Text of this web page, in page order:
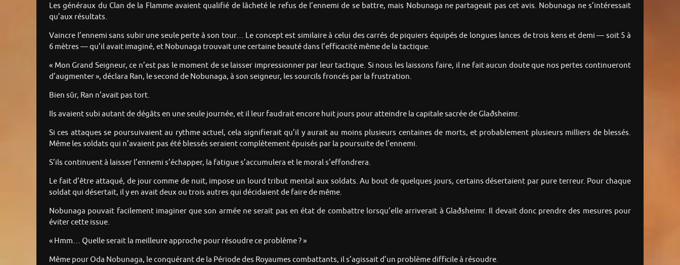
Les généraux du Clan de la Flamme avaient qualifié de lâcheté le refus de l’ennemi de se battre, mais Nobunaga ne partageait pas cet avis. Nobunaga ne s’intéressait
qu’aux résultats.
Vaincre l’ennemi sans subir une seule perte à son tour… Le concept est similaire à celui des carrés de piquiers équipés de longues lances de trois kens et demi — soit 5 à
6 mètres — qu’il avait imaginé, et Nobunaga trouvait une certaine beauté dans l’efficacité même de la tactique.
« Mon Grand Seigneur, ce n’est pas le moment de se laisser impressionner par leur tactique. Si nous les laissons faire, il ne fait aucun doute que nos pertes continueront
d’augmenter », déclara Ran, le second de Nobunaga, à son seigneur, les sourcils froncés par la frustration.
Bien sûr, Ran n’avait pas tort.
Ils avaient subi autant de dégâts en une seule journée, et il leur faudrait encore huit jours pour atteindre la capitale sacrée de Glaðsheimr.
Si ces attaques se poursuivaient au rythme actuel, cela signifierait qu’il y aurait au moins plusieurs centaines de morts, et probablement plusieurs milliers de blessés.
Même les soldats qui n’avaient pas été blessés seraient complètement épuisés par la poursuite de l’ennemi.
S’ils continuent à laisser l’ennemi s’échapper, la fatigue s’accumulera et le moral s’effondrera.
Le fait d’être attaqué, de jour comme de nuit, impose un lourd tribut mental aux soldats. Au bout de quelques jours, certains désertaient par pure terreur. Pour chaque
soldat qui désertait, il y en avait deux ou trois autres qui décidaient de faire de même.
Nobunaga pouvait facilement imaginer que son armée ne serait pas en état de combattre lorsqu’elle arriverait à Glaðsheimr. Il devait donc prendre des mesures pour
éviter cette issue.
« Hmm… Quelle serait la meilleure approche pour résoudre ce problème ? »
Même pour Oda Nobunaga, le conquérant de la Période des Royaumes combattants, il s’agissait d’un problème difficile à résoudre.